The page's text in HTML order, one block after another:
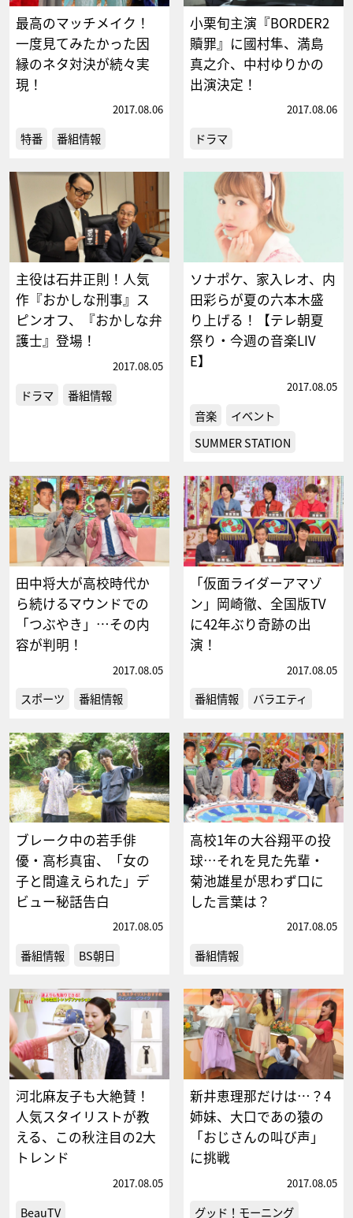
最高のマッチメイク！
一度見てみたかった因
縁のネタ対決が続々実
現！
2017.08.06
特番 番組情報
小栗旬主演『BORDER2
贖罪』に國村隼、満島
真之介、中村ゆりかの
出演決定！
2017.08.06
ドラマ
主役は石井正則！人気
作『おかしな刑事』ス
ピンオフ、『おかしな弁
護士』登場！
2017.08.05
ドラマ 番組情報
ソナポケ、家入レオ、内
田彩らが夏の六本木盛
り上げる！【テレ朝夏
祭り・今週の音楽LIV
E】
2017.08.05
音楽
イベント
SUMMER STATION
田中将大が高校時代か
ら続けるマウンドでの
「つぶやき」…その内
容が判明！
2017.08.05
スポーツ 番組情報
「仮面ライダーアマゾ
ン」岡崎徹、全国版TV
に42年ぶり奇跡の出
演！
2017.08.05
番組情報 バラエティ
ブレーク中の若手俳
優・高杉真宙、「女の
子と間違えられた」デ
ビュー秘話告白
2017.08.05
番組情報 BS朝日
高校1年の大谷翔平の投
球…それを見た先輩・
菊池雄星が思わず口に
した言葉は？
2017.08.05
番組情報
河北麻友子も大絶賛！
人気スタイリストが教
える、この秋注目の2大
トレンド
2017.08.05
BeauTV
新井恵理那だけは…？4
姉妹、大口であの猿の
「おじさんの叫び声」
に挑戦
2017.08.05
グッド！モーニング